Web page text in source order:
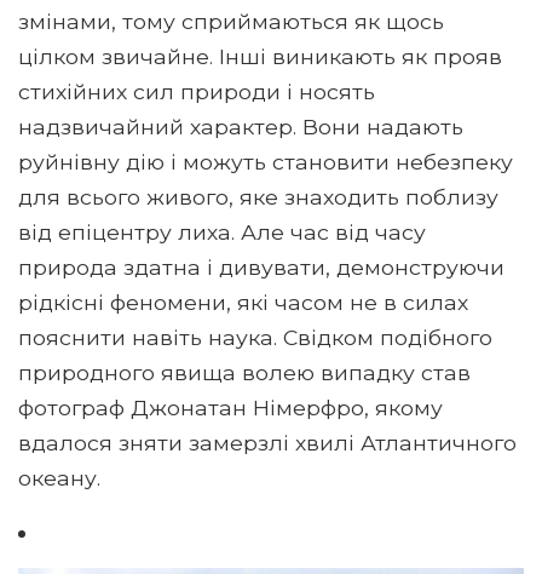
змінами, тому сприймаються як щось
цілком звичайне. Інші виникають як прояв
стихійних сил природи і носять
надзвичайний характер. Вони надають
руйнівну дію і можуть становити небезпеку
для всього живого, яке знаходить поблизу
від епіцентру лиха. Але час від часу
природа здатна і дивувати, демонструючи
рідкісні феномени, які часом не в силах
пояснити навіть наука. Свідком подібного
природного явища волею випадку став
фотограф Джонатан Німерфро, якому
вдалося зняти замерзлі хвилі Атлантичного
океану.